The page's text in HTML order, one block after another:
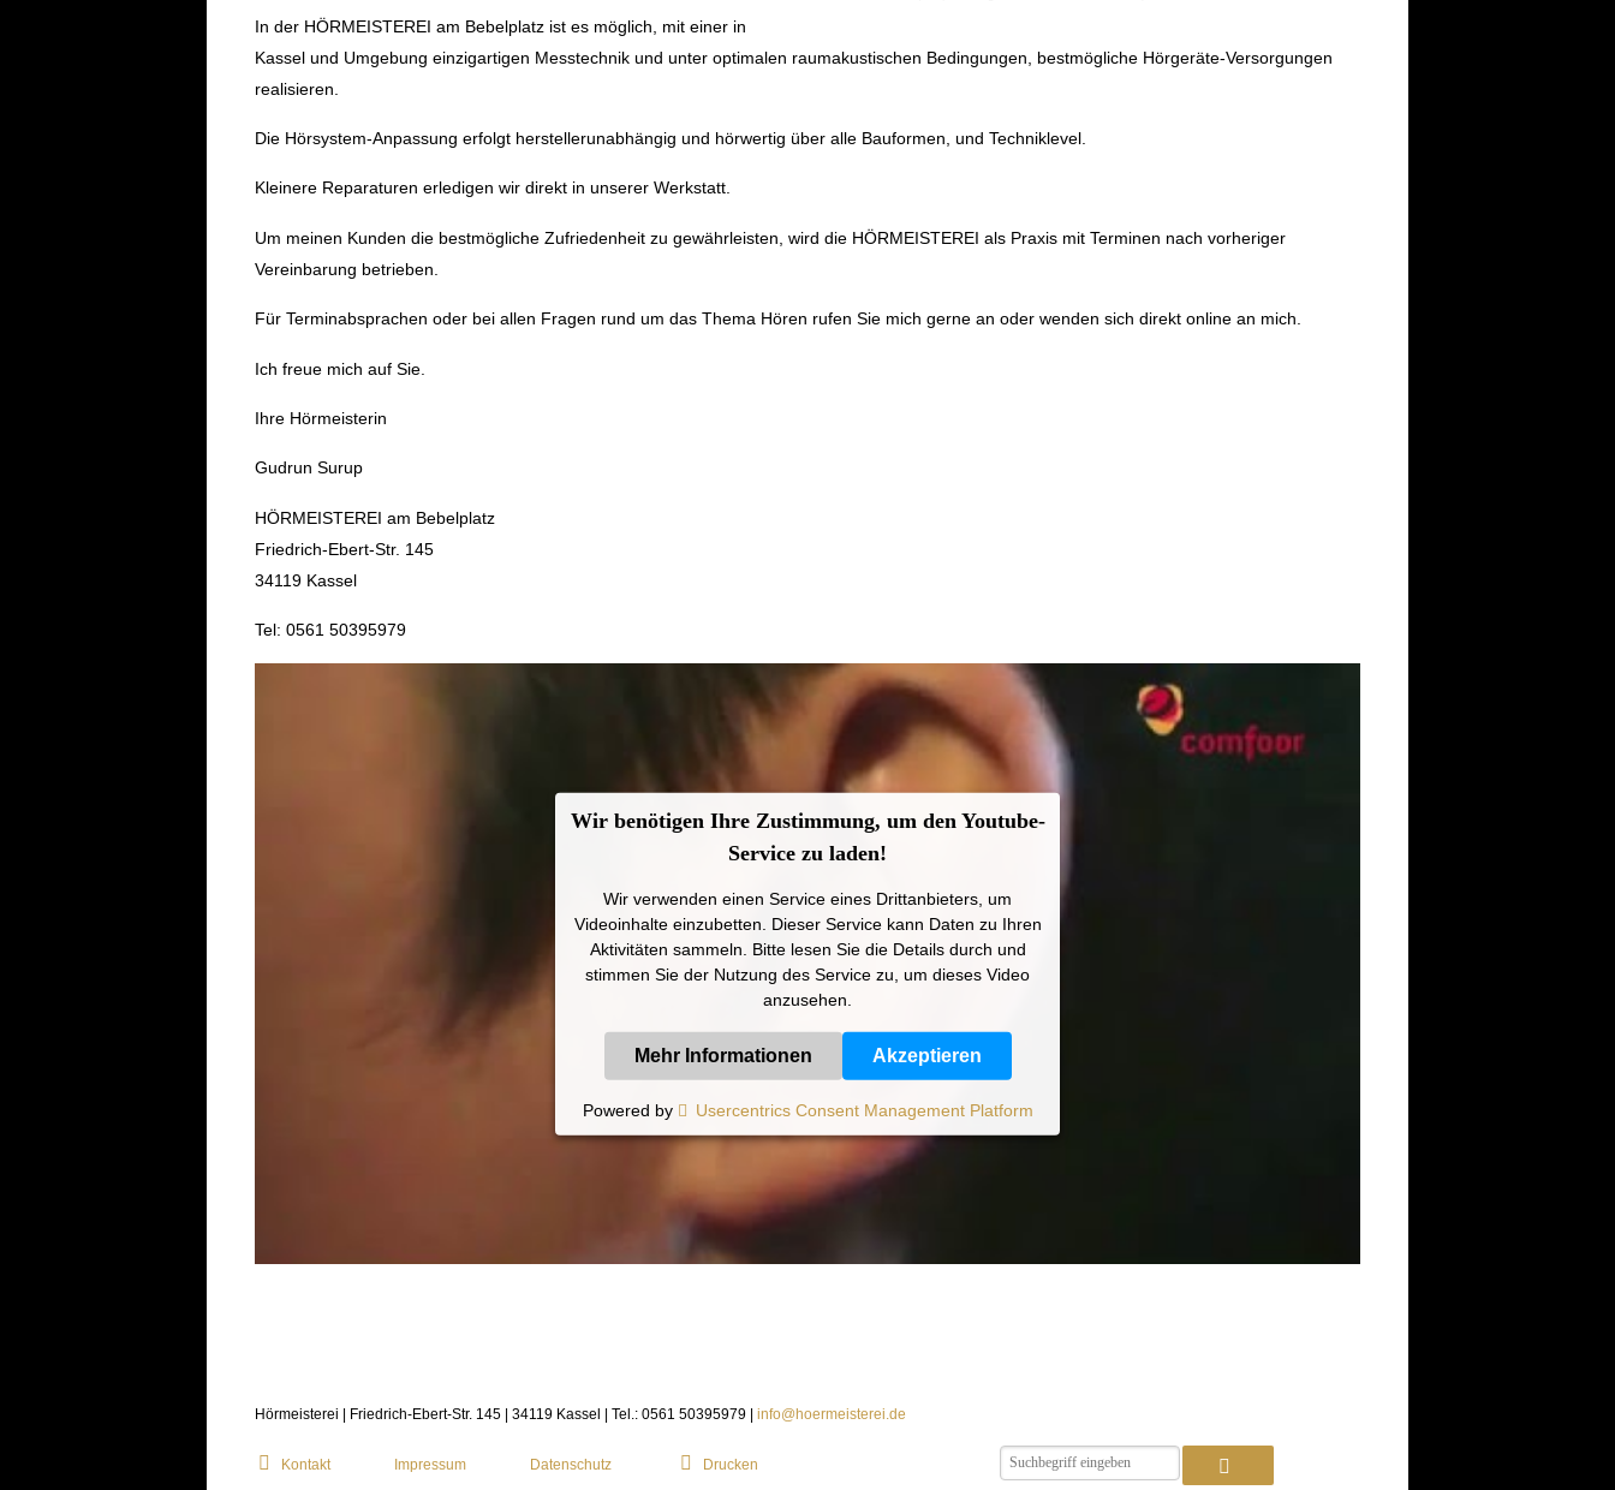
In der HÖRMEISTEREI am Bebelplatz ist es möglich, mit einer in
Kassel und Umgebung einzigartigen Messtechnik und unter optimalen raumakustischen Bedingungen, bestmögliche Hörgeräte-Versorgungen
realisieren.
Die Hörsystem-Anpassung erfolgt herstellerunabhängig und hörwertig über alle Bauformen, und Techniklevel.
Kleinere Reparaturen erledigen wir direkt in unserer Werkstatt.
Um meinen Kunden die bestmögliche Zufriedenheit zu gewährleisten, wird die HÖRMEISTEREI als Praxis mit Terminen nach vorheriger
Vereinbarung betrieben.
Für Terminabsprachen oder bei allen Fragen rund um das Thema Hören rufen Sie mich gerne an oder wenden sich direkt online an mich.
Ich freue mich auf Sie.
Ihre Hörmeisterin
Gudrun Surup
HÖRMEISTEREI am Bebelplatz
Friedrich-Ebert-Str. 145
34119 Kassel
Tel: 0561 50395979
Wir benötigen Ihre Zustimmung, um den Youtube-
Service zu laden!
Wir verwenden einen Service eines Drittanbieters, um
Videoinhalte einzubetten. Dieser Service kann Daten zu Ihren
Aktivitäten sammeln. Bitte lesen Sie die Details durch und
stimmen Sie der Nutzung des Service zu, um dieses Video
anzusehen.
Mehr Informationen Akzeptieren
Powered by Usercentrics Consent Management Platform
Hörmeisterei | Friedrich-Ebert-Str. 145 | 34119 Kassel | Tel.: 0561 50395979 | info@hoermeisterei.de
Kontakt Impressum Datenschutz Drucken